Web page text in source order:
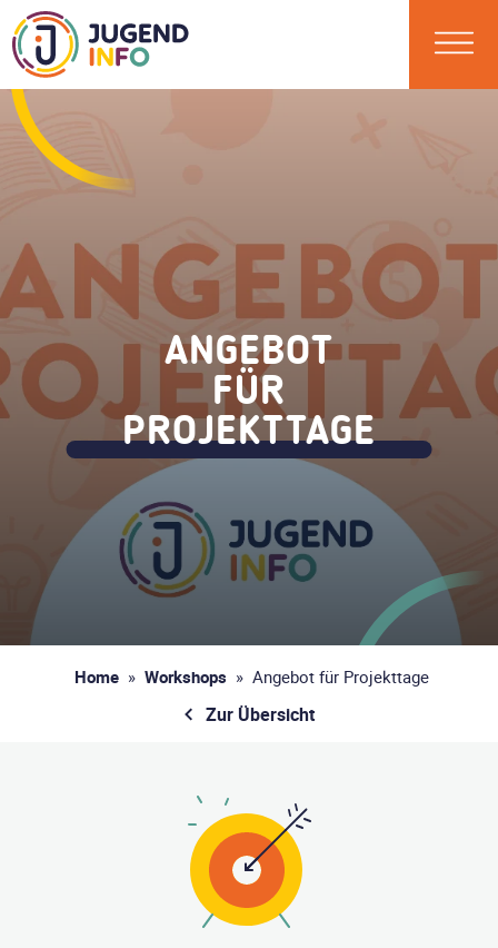
ANGEBOT
FÜR
PROJEKTTAGE
Home » Workshops » Angebot für Projekttage
Zur Übersicht